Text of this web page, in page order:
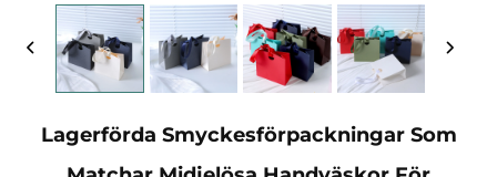
Lagerförda Smyckesförpackningar Som